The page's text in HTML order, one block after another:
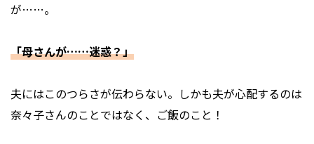
が……。
「母さんが……迷惑？」
夫にはこのつらさが伝わらない。しかも夫が心配するのは
奈々子さんのことではなく、ご飯のこと！